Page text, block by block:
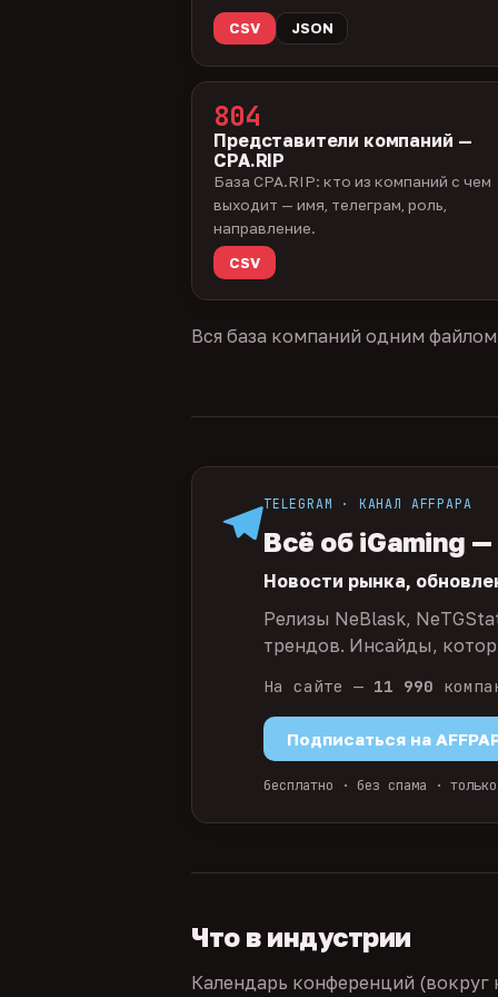
CSV JSON
804
Представители компаний —
CPA.RIP
База CPA.RIP: кто из компаний с чем
выходит — имя, телеграм, роль,
направление.
CSV
Вся база компаний одним
TELEGRAM · КАНАЛ AFFPAPA
Всё об iGaming
Новости рынка,
Релизы NeBlask,
трендов. Инсайды,
На сайте — 11 990
Подписаться на
бесплатно · без спама ·
Что в индустрии
Календарь конференций